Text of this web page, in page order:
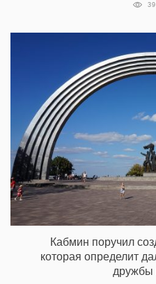
Кабмин поручил
которая определит
дружбы